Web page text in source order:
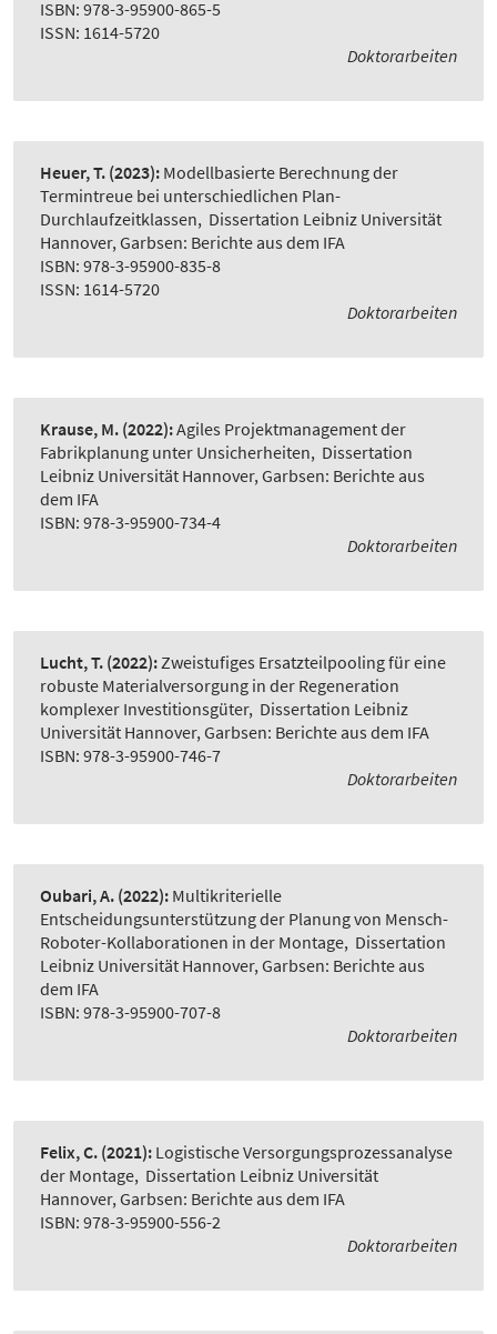
ISBN: 978-3-95900-865-5
ISSN: 1614-5720
Doktorarbeiten
Heuer, T. (2023): Modellbasierte Berechnung der
Termintreue bei unterschiedlichen Plan-
Durchlaufzeitklassen, Dissertation Leibniz Universität
Hannover, Garbsen: Berichte aus dem IFA
ISBN: 978-3-95900-835-8
ISSN: 1614-5720
Doktorarbeiten
Krause, M. (2022):Agiles Projektmanagement der
Fabrikplanung unter Unsicherheiten, Dissertation
Leibniz Universität Hannover, Garbsen: Berichte aus
dem IFA
ISBN: 978-3-95900-734-4
Doktorarbeiten
Lucht, T. (2022):Zweistufiges Ersatzteilpooling für eine
robuste Materialversorgung in der Regeneration
komplexer Investitionsgüter, Dissertation Leibniz
Universität Hannover, Garbsen: Berichte aus dem IFA
ISBN: 978-3-95900-746-7
Doktorarbeiten
Oubari, A. (2022): Multikriterielle
Entscheidungsunterstützung der Planung von Mensch-
Roboter-Kollaborationen in der Montage, Dissertation
Leibniz Universität Hannover, Garbsen: Berichte aus
dem IFA
ISBN: 978-3-95900-707-8
Doktorarbeiten
Felix, C. (2021): Logistische Versorgungsprozessanalyse
der Montage, Dissertation Leibniz Universität
Hannover, Garbsen: Berichte aus dem IFA
ISBN: 978-3-95900-556-2
Doktorarbeiten